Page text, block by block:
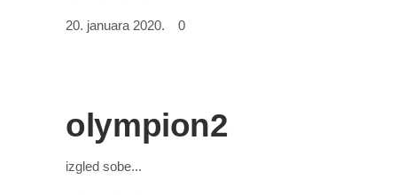
20. januara 2020. 0
olympion2
izgled sobe